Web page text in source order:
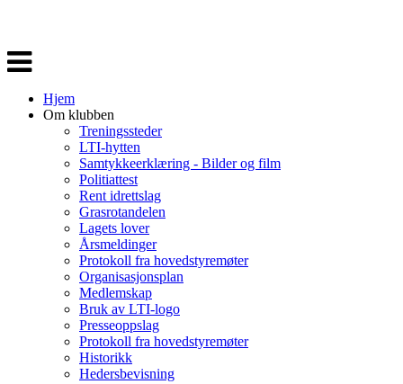
Veksle
navigasjon
Hjem
Om klubben
Treningssteder
LTI-hytten
Samtykkeerklæring - Bilder og film
Politiattest
Rent idrettslag
Grasrotandelen
Lagets lover
Årsmeldinger
Protokoll fra hovedstyremøter
Organisasjonsplan
Medlemskap
Bruk av LTI-logo
Presseoppslag
Protokoll fra hovedstyremøter
Historikk
Hedersbevisning